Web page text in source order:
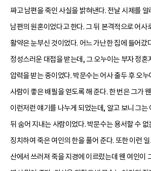
짜고 남편을 죽인 사실을 밝혀낸다. 전날 시제를
남편의 원혼이었다고 한다. 그 뒤 본격적으로 어사
활약은 눈부신 것이었다. 어느 가난한 집에 들어갔
정성스러운 대접을 받는데, 그 오누이는 부자 정혼
압력을 받는 중이었다. 박문수는 어사 출두 후 오
사람이 좋은 배필을 얻도록 해 준다. 한 번은 그가
이런저런 얘기를 나누게 되었는데, 알고 보니 그는
뒤 숨어 지내는 사람이었다. 박문수는 용서할 수
징치하여 죽은 여인의 한을 풀어 준다. 또한 이런
산에서 쓰러져 죽을 지경에 이르렀는데 웬 여인이